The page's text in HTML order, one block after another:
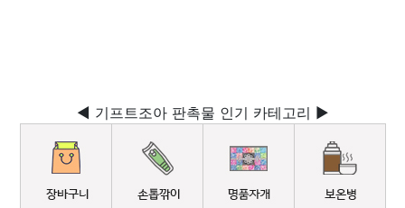
◀ 기프트조아 판촉물 인기 카테고리 ▶